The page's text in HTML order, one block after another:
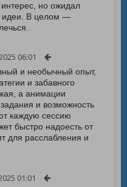
но ожидал
идеи. В целом —
06:01
и необычный опыт,
и забавного
а анимации
и возможность
каждую сессию
быстро надоесть от
для расслабления и
01:01